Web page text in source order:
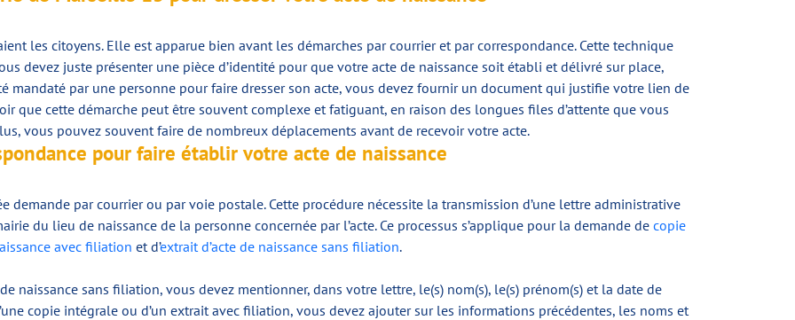
les citoyens. Elle est apparue bien avant les démarches par courrier et par correspondance. Cette technique
devez juste présenter une pièce d’identité pour que votre acte de naissance soit établi et délivré sur place,
mandaté par une personne pour faire dresser son acte, vous devez fournir un document qui justifie votre lien de
que cette démarche peut être souvent complexe et fatiguant, en raison des longues files d’attente que vous
vous pouvez souvent faire de nombreux déplacements avant de recevoir votre acte.
pour faire établir votre acte de naissance
demande par courrier ou par voie postale. Cette procédure nécessite la transmission d’une lettre administrative
du lieu de naissance de la personne concernée par l’acte. Ce processus s’applique pour la demande de copie
avec filiation et d’extrait d’acte de naissance sans filiation.
naissance sans filiation, vous devez mentionner, dans votre lettre, le(s) nom(s), le(s) prénom(s) et la date de
copie intégrale ou d’un extrait avec filiation, vous devez ajouter sur les informations précédentes, les noms et